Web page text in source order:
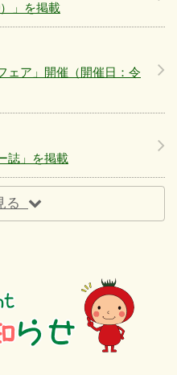
」を掲載
ェア」開催（開催日：令
誌」を掲載
る